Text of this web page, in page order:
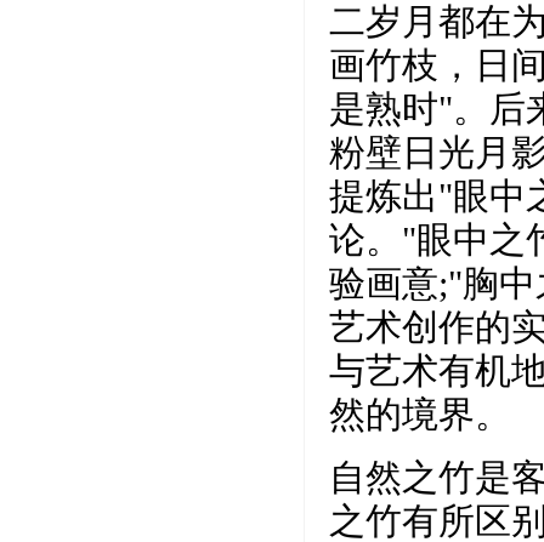
二岁月都在
画竹枝，日
是熟时"。后
粉壁日光月
提炼出"眼中
论。"眼中之
验画意;"胸
艺术创作的
与艺术有机
然的境界。
自然之竹是
之竹有所区